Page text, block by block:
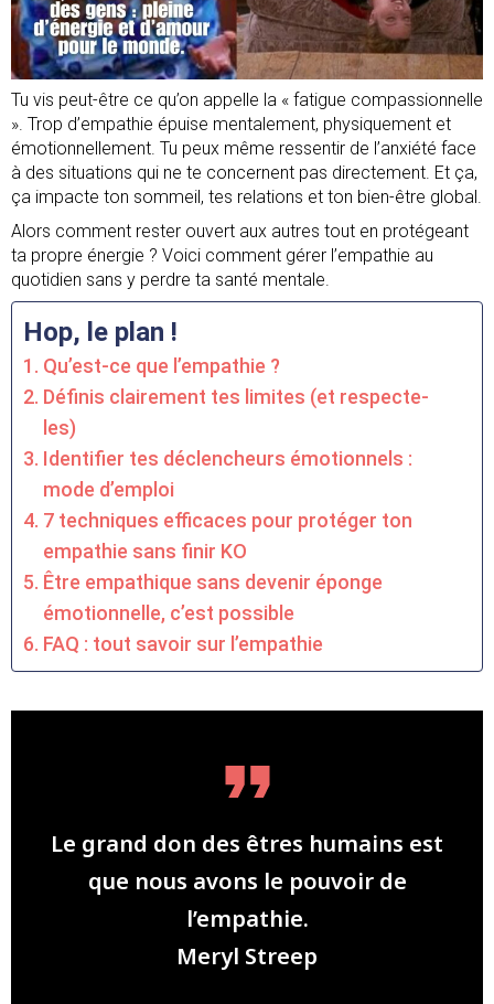
Tu vis peut-être ce qu’on appelle la « fatigue compassionnelle
». Trop d’empathie épuise mentalement, physiquement et
émotionnellement. Tu peux même ressentir de l’anxiété face
à des situations qui ne te concernent pas directement. Et ça,
ça impacte ton sommeil, tes relations et ton bien-être global.
Alors comment rester ouvert aux autres tout en protégeant
ta propre énergie ? Voici comment gérer l’empathie au
quotidien sans y perdre ta santé mentale.
Hop, le plan !
Qu’est-ce que l’empathie ?
Définis clairement tes limites (et respecte-
les)
Identifier tes déclencheurs émotionnels :
mode d’emploi
7 techniques efficaces pour protéger ton
empathie sans finir KO
Être empathique sans devenir éponge
émotionnelle, c’est possible
FAQ : tout savoir sur l’empathie
Le grand don des êtres humains est
que nous avons le pouvoir de
l’empathie.
Meryl Streep